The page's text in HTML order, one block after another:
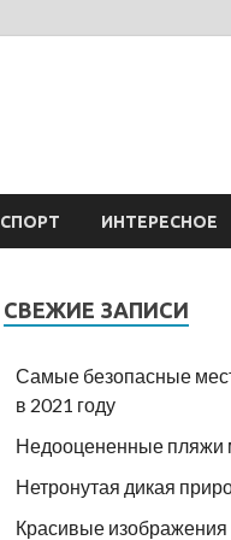
СПОРТ ИНТЕРЕСНОЕ
СВЕЖИЕ ЗАПИСИ
Самые безопасные
в 2021 году
Недооцененные пляжи
Нетронутая дикая
Красивые